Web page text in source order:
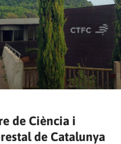
de Ciència i
de Catalunya